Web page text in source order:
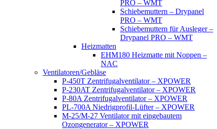
PRO – WMT
Schiebemuttern – Drypanel
PRO – WMT
Schiebemuttern für Ausleger –
Drypanel PRO – WMT
Heizmatten
EHM180 Heizmatte mit Noppen –
NAC
Ventilatoren/Gebläse
P-450T Zentrifugalventilator – XPOWER
P-230AT Zentrifugalventilator – XPOWER
P-80A Zentrifugalventilator – XPOWER
PL-700A Niedrigprofil-Lüfter – XPOWER
M-25/M-27 Ventilator mit eingebautem
Ozongenerator – XPOWER